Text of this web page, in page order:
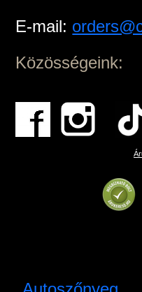
E-mail:
Közösségeink: